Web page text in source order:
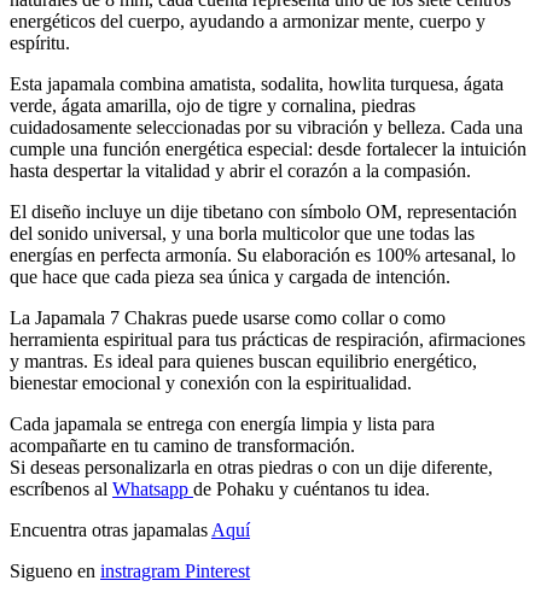
energéticos del cuerpo, ayudando a armonizar mente, cuerpo y
espíritu.
Esta japamala combina amatista, sodalita, howlita turquesa, ágata
verde, ágata amarilla, ojo de tigre y cornalina, piedras
cuidadosamente seleccionadas por su vibración y belleza. Cada una
cumple una función energética especial: desde fortalecer la intuición
hasta despertar la vitalidad y abrir el corazón a la compasión.
El diseño incluye un dije tibetano con símbolo OM, representación
del sonido universal, y una borla multicolor que une todas las
energías en perfecta armonía. Su elaboración es 100% artesanal, lo
que hace que cada pieza sea única y cargada de intención.
La Japamala 7 Chakras puede usarse como collar o como
herramienta espiritual para tus prácticas de respiración, afirmaciones
y mantras. Es ideal para quienes buscan equilibrio energético,
bienestar emocional y conexión con la espiritualidad.
Cada japamala se entrega con energía limpia y lista para
acompañarte en tu camino de transformación.
Si deseas personalizarla en otras piedras o con un dije diferente,
escríbenos al Whatsapp de Pohaku y cuéntanos tu idea.
Encuentra otras japamalas Aquí
Sigueno en instragram Pinterest